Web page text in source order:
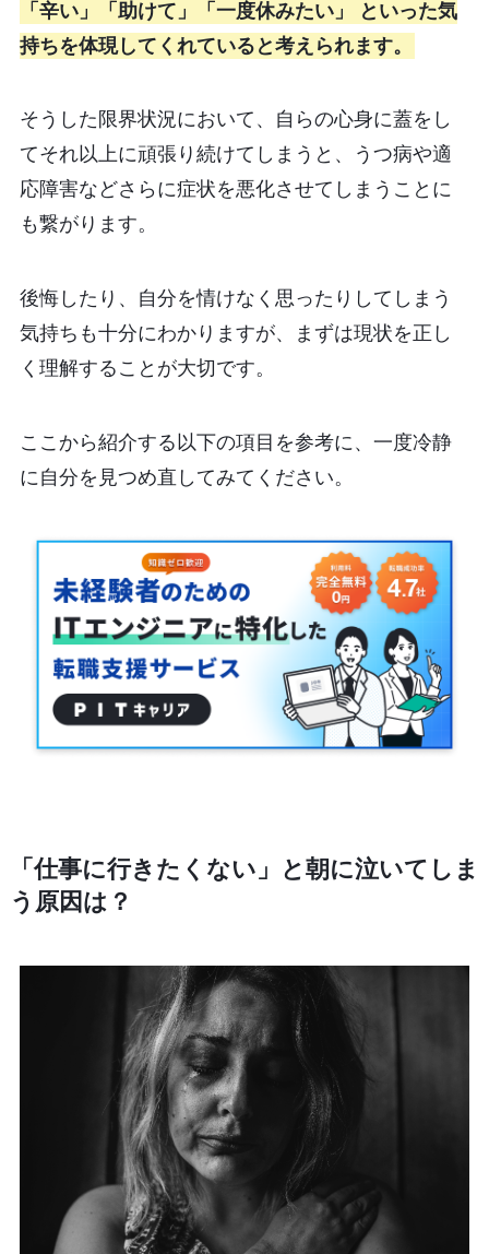
「辛い」「助けて」「一度休みたい」 といった気
持ちを体現してくれていると考えられます。
そうした限界状況において、自らの心身に蓋をし
てそれ以上に頑張り続けてしまうと、うつ病や適
応障害などさらに症状を悪化させてしまうことに
も繋がります。
後悔したり、自分を情けなく思ったりしてしまう
気持ちも十分にわかりますが、まずは現状を正し
く理解することが大切です。
ここから紹介する以下の項目を参考に、一度冷静
に自分を見つめ直してみてください。
「仕事に行きたくない」と朝に泣いてしま
う原因は？